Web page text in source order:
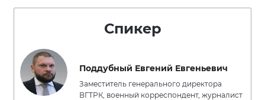
Спикер
Поддубный Евгений Евгеньевич
Заместитель генерального директора
ВГТРК, военный корреспондент, журналист